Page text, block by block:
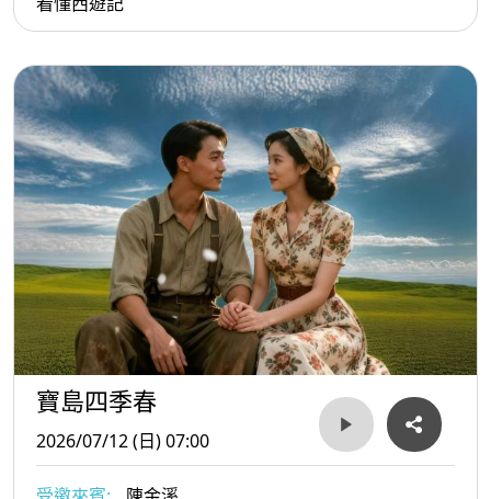
寶島四季春
2026/07/12 (日) 07:00